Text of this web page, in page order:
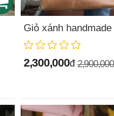
Giỏ xánh
2,300,000đ 2,900,000